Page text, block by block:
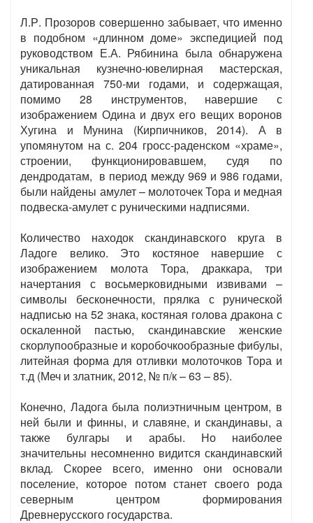
Л.Р. Прозоров совершенно забывает, что именно
в подобном «длинном доме» экспедицией под
руководством Е.А. Рябинина была обнаружена
уникальная кузнечно-ювелирная мастерская,
датированная 750-ми годами, и содержащая,
помимо 28 инструментов, навершие с
изображением Одина и двух его вещих воронов
Хугина и Мунина (Кирпичников, 2014). А в
упомянутом на с. 204 гросс-раденском «храме»,
строении, функционировавшем, судя по
дендродатам, в период между 969 и 986 годами,
были найдены амулет – молоточек Тора и медная
подвеска-амулет с руническими надписями.
Количество находок скандинавского круга в
Ладоге велико. Это костяное навершие с
изображением молота Тора, драккара, три
начертания с восьмерковидными извивами –
символы бесконечности, прялка с рунической
надписью на 52 знака, костяная голова дракона с
оскаленной пастью, скандинавские женские
скорлупообразные и коробочкообразные фибулы,
литейная форма для отливки молоточков Тора и
т.д (Меч и златник, 2012, № п/к – 63 – 85).
Конечно, Ладога была полиэтничным центром, в
ней были и финны, и славяне, и скандинавы, а
также булгары и арабы. Но наиболее
значительны несомненно видится скандинавский
вклад. Скорее всего, именно они основали
поселение, которое потом станет своего рода
северным центром формирования
Древнерусского государства.